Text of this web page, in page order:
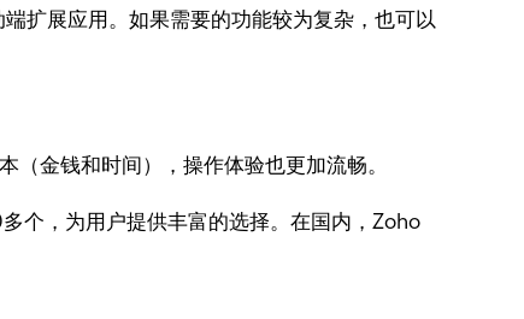
扩展应用。如果需要的功能较为复杂，也可以
金钱和时间），操作体验也更加流畅。
个，为用户提供丰富的选择。在国内，Zoho